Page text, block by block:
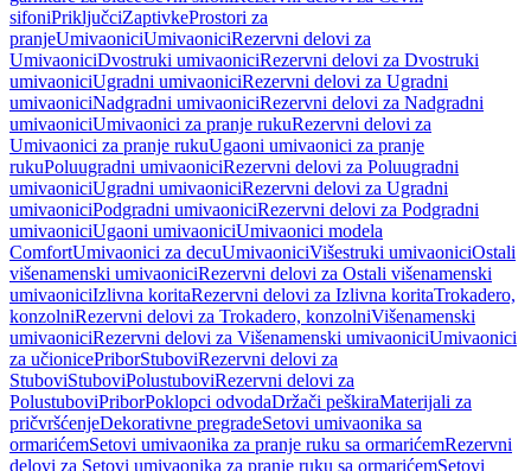
sifoniPriključciZaptivkeProstori za
pranjeUmivaoniciUmivaoniciRezervni delovi za
UmivaoniciDvostruki umivaoniciRezervni delovi za Dvostruki
umivaoniciUgradni umivaoniciRezervni delovi za Ugradni
umivaoniciNadgradni umivaoniciRezervni delovi za Nadgradni
umivaoniciUmivaonici za pranje rukuRezervni delovi za
Umivaonici za pranje rukuUgaoni umivaonici za pranje
rukuPoluugradni umivaoniciRezervni delovi za Poluugradni
umivaoniciUgradni umivaoniciRezervni delovi za Ugradni
umivaoniciPodgradni umivaoniciRezervni delovi za Podgradni
umivaoniciUgaoni umivaoniciUmivaonici modela
ComfortUmivaonici za decuUmivaoniciVišestruki umivaoniciOstali
višenamenski umivaoniciRezervni delovi za Ostali višenamenski
umivaoniciIzlivna koritaRezervni delovi za Izlivna koritaTrokadero,
konzolniRezervni delovi za Trokadero, konzolniVišenamenski
umivaoniciRezervni delovi za Višenamenski umivaoniciUmivaonici
za učionicePriborStuboviRezervni delovi za
StuboviStuboviPolustuboviRezervni delovi za
PolustuboviPriborPoklopci odvodaDržači peškiraMaterijali za
pričvršćenjeDekorativne pregradeSetovi umivaonika sa
ormarićemSetovi umivaonika za pranje ruku sa ormarićemRezervni
delovi za Setovi umivaonika za pranje ruku sa ormarićemSetovi